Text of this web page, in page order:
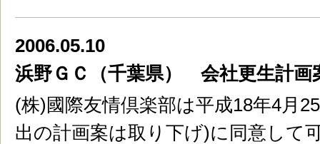
2006.05.10
浜野ＧＣ（千葉県） 会社更生計画
(株)國際友情倶楽部は平成18年4月
出の計画案は取り下げ)に同意して